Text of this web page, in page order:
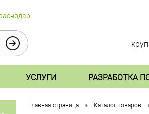
УСЛУГИ РАЗРАБОТКА
Главная страница • Каталог товаров